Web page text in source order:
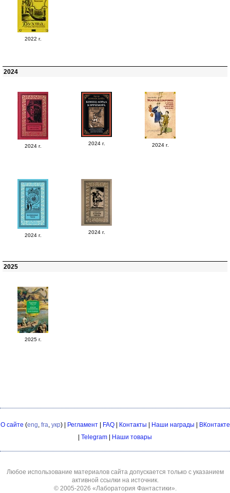
2022 г.
2024
2024 г. 2024 г. 2024 г.
2024 г.
2024 г.
2025
2025 г.
О сайте (eng, fra, укр) | Регламент| FAQ| Контакты Наши награды
ВКонтакте
Telegram Наши товары
Любое использование материалов сайта допускается только с указанием
активной ссылки на источник.
© 2005-2026 «Лаборатория Фантастики».